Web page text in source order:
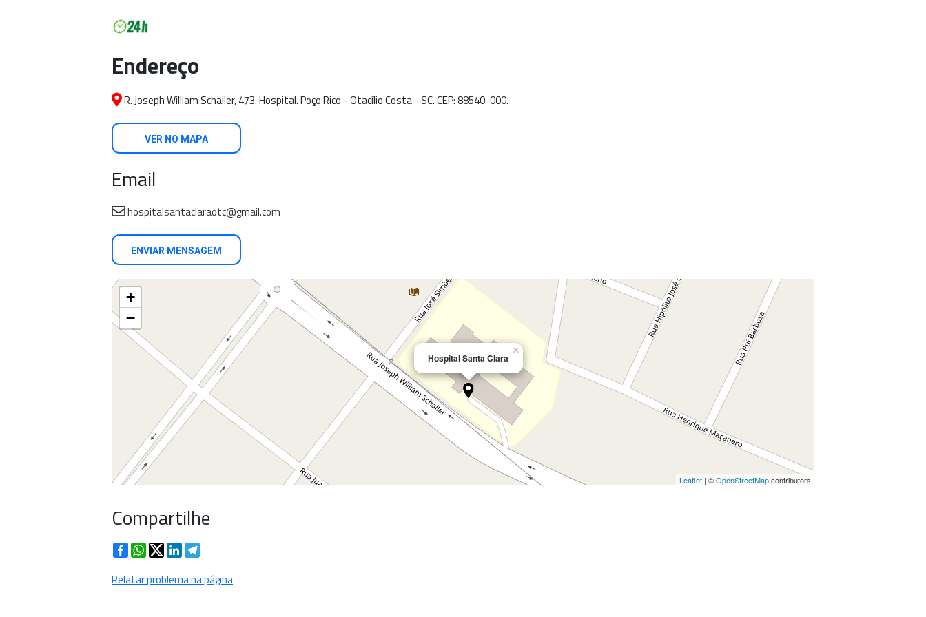
Endereço
R. Joseph William Schaller, 473. Hospital. Poço Rico - Otacílio Costa - SC. CEP: 88540-000.
VER NO MAPA
Email
hospitalsantaclaraotc@gmail.com
ENVIAR MENSAGEM
Hospital Santa Clara
×
+
−
Leaflet | ©OpenStreetMapcontributors
Compartilhe
FacebookWhatsApp
TwitterLinkedIn
Relatar problema na página